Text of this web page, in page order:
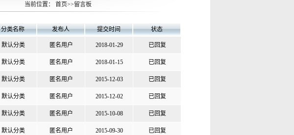
当前位置： 首页>>留言板
分类名称 发布人 提交时间 状态
默认分类 匿名用户 2018-01-29 已回复
默认分类 匿名用户 2018-01-15 已回复
默认分类 匿名用户 2015-12-03 已回复
默认分类 匿名用户 2015-12-02 已回复
默认分类 匿名用户 2015-10-08 已回复
默认分类 匿名用户 2015-09-30 已回复